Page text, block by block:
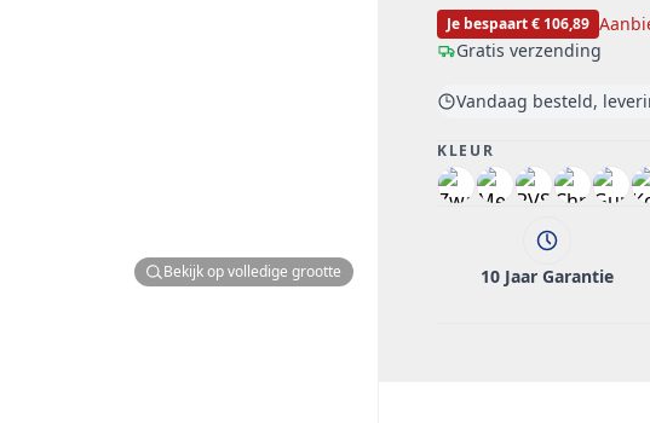
Bekijk op volledige grootte
Je bespaart € 106,89
Gratis verzending
Vandaag besteld,
KLEUR
10 Jaar Garantie